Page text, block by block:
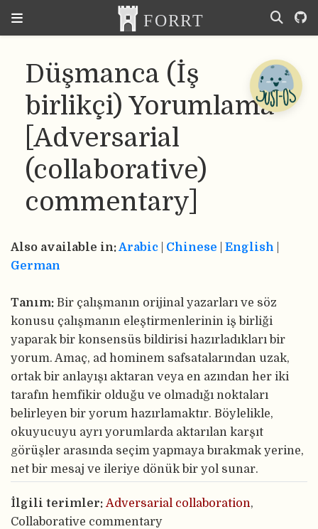
Düşmanca (İş
birlikçi) Yorumlama
[Adversarial
(collaborative)
commentary]
Also available in:Arabic Chinese English
German
Tanım: Bir çalışmanın orijinal yazarları ve söz
konusu çalışmanın eleştirmenlerinin iş birliği
yaparak bir konsensüs bildirisi hazırladıkları bir
yorum. Amaç, ad hominem safsatalarından uzak,
ortak bir anlayışı aktaran veya en azından her iki
tarafın hemfikir olduğu ve olmadığı noktaları
belirleyen bir yorum hazırlamaktır. Böylelikle,
okuyucuyu ayrı yorumlarda aktarılan karşıt
görüşler arasında seçim yapmaya bırakmak yerine,
net bir mesaj ve ileriye dönük bir yol sunar.
İlgili terimler: Adversarial collaboration,
Collaborative commentary